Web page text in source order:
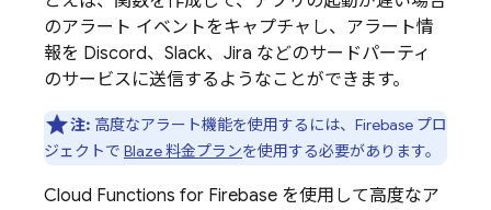
のアラート イベントをキャプチャし、アラート情
報を Discord、Slack、Jira などのサードパーティ
のサービスに送信するようなことができます。
注: 高度なアラート機能を使用するには、Firebase プロ
ジェクトで Blaze 料金プランを使用する必要があります。
Cloud Functions for Firebase を使用して高度なア